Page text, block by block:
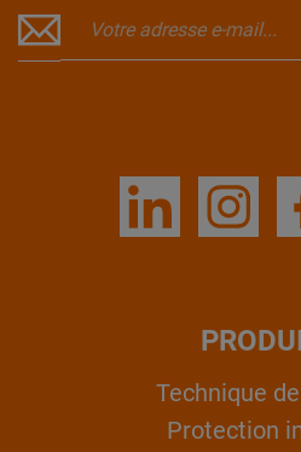
Technique
Protection